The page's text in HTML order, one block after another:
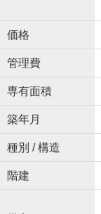
価格
管理費
専有面積
築年月
種別 / 構造
階建